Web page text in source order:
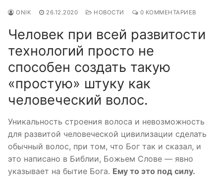
ONIK 26.12.2020 НОВОСТИ 0 КОММЕНТАРИЕВ
Человек при всей развитости
технологий просто не
способен создать такую
«простую» штуку как
человеческий волос.
Уникальность строения волоса и невозможность
для развитой человеческой цивилизации сделать
обычный волос, при том, что Бог так и сказал, и
это написано в Библии, Божьем Слове — явно
указывает на бытие Бога. Ему то это под силу.